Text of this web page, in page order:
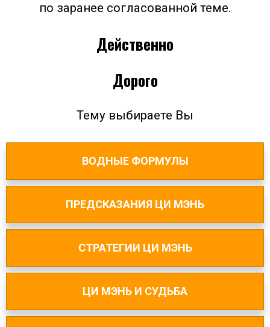
по заранее согласованной теме.
Действенно
Дорого
Тему выбираете Вы
ВОДНЫЕ ФОРМУЛЫ
ПРЕДСКАЗАНИЯ ЦИ МЭНЬ
СТРАТЕГИИ ЦИ МЭНЬ
ЦИ МЭНЬ И СУДЬБА